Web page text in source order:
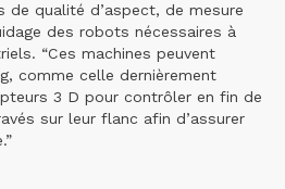
de qualité d’aspect, de mesure
des robots nécessaires à
“Ces machines peuvent
comme celle dernièrement
3 D pour contrôler en fin de
sur leur flanc afin d’assurer